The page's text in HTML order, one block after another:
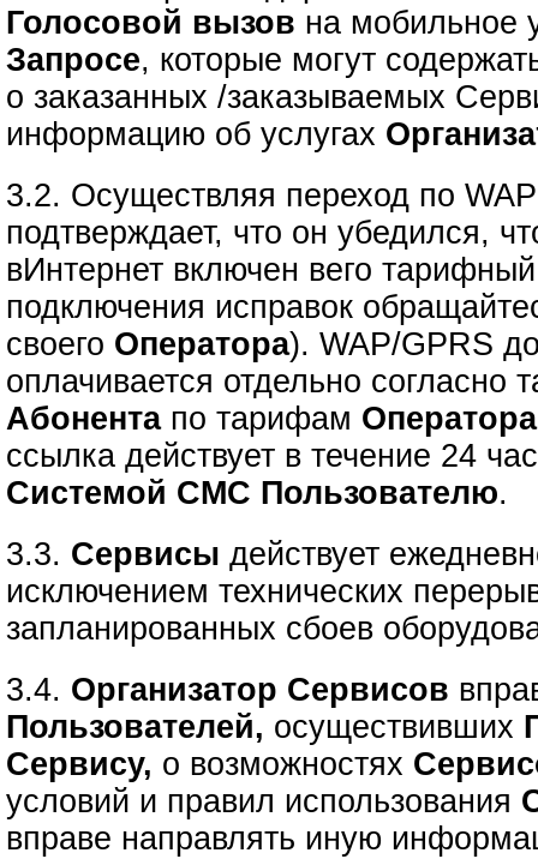
Голосовой вызов на мобильное
Запросе, которые могут
о заказанных /заказываемых
информацию об услугах
3.2. Осуществляя переход по
подтверждает, что он убедился,
вИнтернет включен вего
подключения исправок
своего Оператора). WAP/GPRS
оплачивается отдельно согласно
Абонентапо тарифам Оператора
ссылка действует в течение 24
Системой СМС Пользователю.
3.3. Сервисы действует
исключением технических
запланированных сбоев
3.4. Организатор Сервисов
Пользователей, осуществивших
Сервису, о возможностях
условий и правил использования
вправе направлять иную